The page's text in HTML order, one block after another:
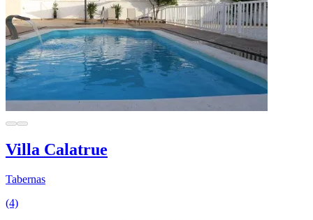
Villa Calatrue
Tabernas
(4)